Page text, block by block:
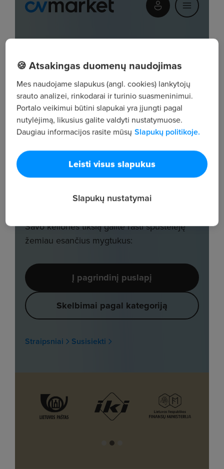
🍪 Atsakingas duomenų naudojimas
Mes naudojame slapukus (angl. cookies) lankytojų
srauto analizei, rinkodarai ir turinio suasmeninimui.
Portalo veikimui būtini slapukai yra įjungti pagal
nutylėjimą, likusius galite valdyti nustatymuose.
Daugiau informacijos rasite mūsų Slapukų politikoje.
Leisti visus slapukus
Slapukų nustatymai